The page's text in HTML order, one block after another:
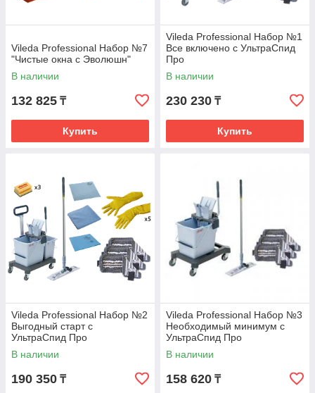
неопреновой обработкой, нитриловые перчатки
Инвентарь для пищевой индустрии
«Cleanetica» предлагает полный набор
уборочного инвентаря для пищевой
промышленности от датского производителя.
Vileda Professional Набор №7
"Чистые окна с Эволюшн"
В наличии
132 825 ₸
Купить
Vileda Professional Набор №1
Все включено с УльтраСпид
Про
В наличии
230 230 ₸
Купить
Vileda Professional Набор №2
Выгодный старт с
УльтраСпид Про
В наличии
190 350 ₸
Vileda Professional Набор №3
Необходимый минимум с
УльтраСпид Про
В наличии
158 620 ₸